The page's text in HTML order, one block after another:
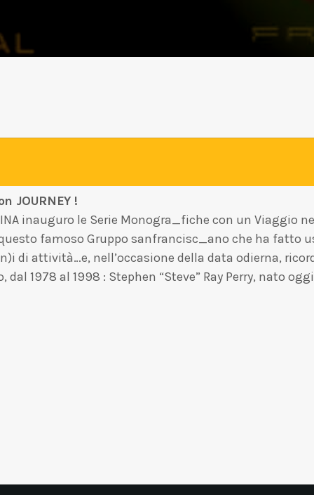
JOURNEY !
inauguro le Serie Monogra_fiche con un Viaggio
famoso Gruppo sanfrancisc_ano che ha fatto
di attività…e, nell’occasione della data odierna,
1978 al 1998 : Stephen “Steve” Ray Perry, nato